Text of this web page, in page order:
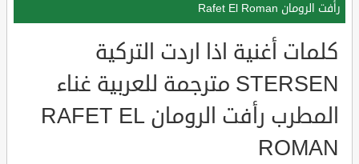
رأفت الرومان Rafet El Roman
كلمات أغنية اذا اردت التركية
STERSEN مترجمة للعربية غناء
المطرب رأفت الرومان RAFET EL
ROMAN